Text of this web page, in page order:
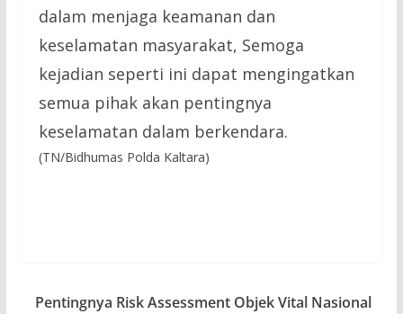
dalam menjaga keamanan dan
keselamatan masyarakat, Semoga
kejadian seperti ini dapat mengingatkan
semua pihak akan pentingnya
keselamatan dalam berkendara.
(TN/Bidhumas Polda Kaltara)
Pentingnya Risk Assessment Objek Vital Nasional